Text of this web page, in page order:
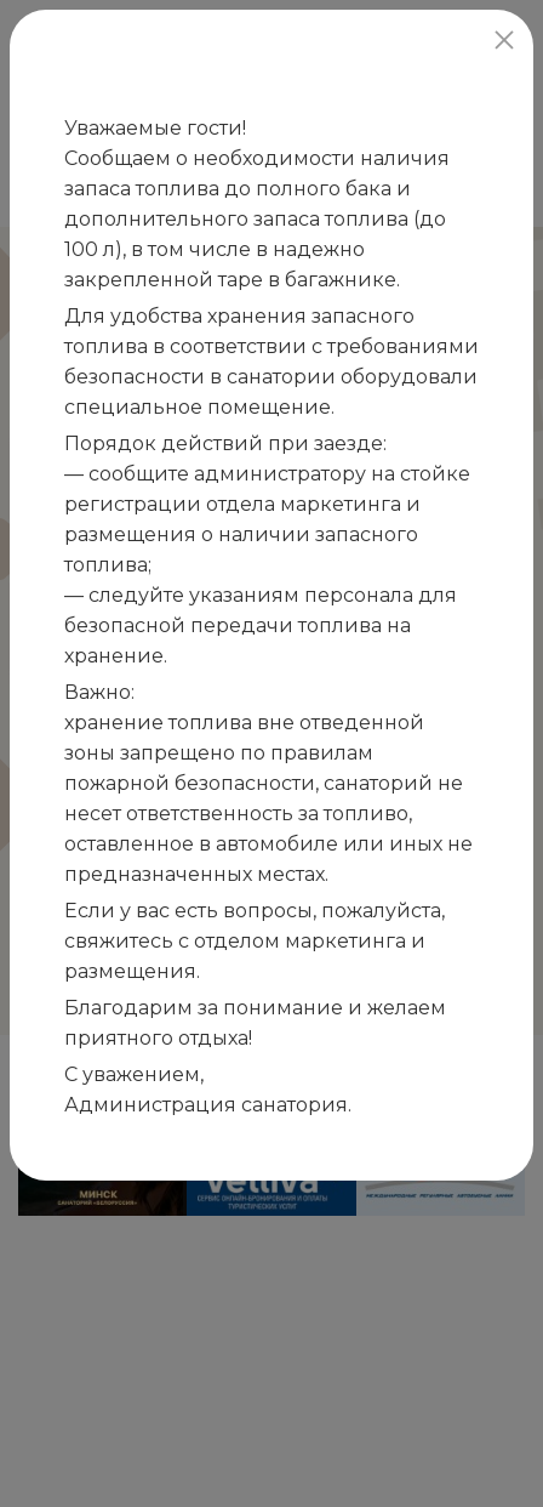
Главная / Отзывы Светлана
Светлана
Для меня стало хорошей традицией ежегодно
отдыхать в этом санатории в летний период.
Место уникальное по своему расположению —
целебный коктейль из морского, горного
воздуха в сочетании с фитонцидами
уникальных растений, расположенных на
территории санатория. Великолепная парковая
зона для отдыха в дубовой роще. Чудесный
благоустроенный пляж, концерты на открытом
воздухе для отдыхающих, сбалансированное
питание (питались в ресторане по заказному
меню), внимание, доброжелательность и
отзывчивость персонала — все это создало
благоприятную атмосферу. Проживали в 5
корпусе ( 408 номер) — это сказка!
Трехкомнатный номер с уникальной
планировкой и балконом с видом на море и
горы. Любовались потрясающими рассветами и
закатами! Огромная благодарность начальнику
отдела бронирования Елене Петровне за
доброжелательность, оперативное решение
любых вопросов. Спасибо за чудесный отдых!
Наши друзья и партнёры
Уважаемые гости!
Сообщаем о необходимости наличия
запаса топлива до полного бака и
дополнительного запаса топлива (до
100 л), в том числе в надежно
закрепленной таре в багажнике.
Для удобства хранения запасного
топлива в соответствии с требованиями
безопасности в санатории оборудовали
специальное помещение.
Порядок действий при заезде:
— сообщите администратору на стойке
регистрации отдела маркетинга и
размещения о наличии запасного
топлива;
— следуйте указаниям персонала для
безопасной передачи топлива на
хранение.
Важно:
хранение топлива вне отведенной
зоны запрещено по правилам
пожарной безопасности, санаторий не
несет ответственность за топливо,
оставленное в автомобиле или иных не
предназначенных местах.
Если у вас есть вопросы, пожалуйста,
свяжитесь с отделом маркетинга и
размещения.
Благодарим за понимание и желаем
приятного отдыха!
С уважением,
Администрация санатория.